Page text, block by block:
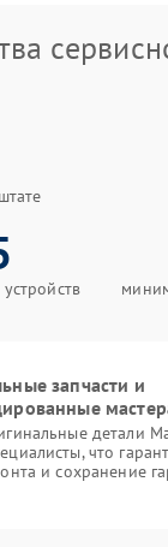
запчасти и
детали
что
и сохранение